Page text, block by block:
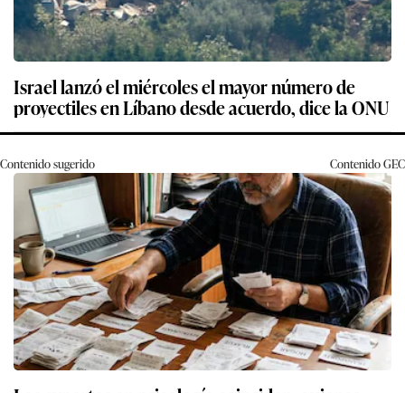
Israel lanzó el miércoles el mayor número de
proyectiles en Líbano desde acuerdo, dice la ONU
Contenido sugerido ContenidoGEC